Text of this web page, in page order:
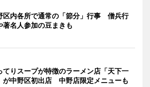
区内各所で通常の「節分」行事 僧兵行
著名人参加の豆まきも
てりスープが特徴のラーメン店「天下一
が中野区初出店 中野店限定メニューも